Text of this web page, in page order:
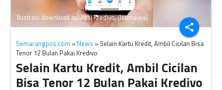
share
Ilustrasi download aplikasi Kredivo. (Istimewa)
Semarangpos.com » News » Selain Kartu Kredit, Ambil Cicilan Bisa
Tenor 12 Bulan Pakai Kredivo
Selain Kartu Kredit, Ambil Cicilan
Bisa Tenor 12 Bulan Pakai Kredivo